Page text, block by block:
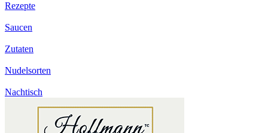
Rezepte
Saucen
Zutaten
Nudelsorten
Nachtisch